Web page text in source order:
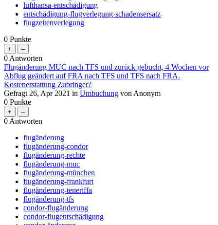
lufthansa-entschädigung
entschädigung-flugverlegung-schadensersatz
flugzeitenverlegung
0 Punkte
0 Antworten
Flugänderung MUC nach TFS und zurück gebucht, 4 Wochen vor
Abflug geändert auf FRA nach TFS und TFS nach FRA.
Kostenerstattung Zubringer?
Gefragt 26, Apr 2021 in Umbuchung von Anonym
0 Punkte
0 Antworten
flugänderung
flugänderung-condor
flugänderung-rechte
flugänderung-muc
flugänderung-münchen
flugänderung-frankfurt
flugänderung-teneriffa
flugänderung-tfs
condor-flugänderung
condor-flugentschädigung